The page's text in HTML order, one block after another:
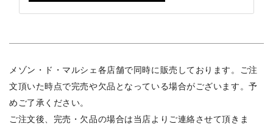
メゾン・ド・マルシェ各店舗で同時に販売しております。ご注
文頂いた時点で完売や欠品となっている場合がございます。予
めご了承ください。
ご注文後、完売・欠品の場合は当店よりご連絡させて頂きま